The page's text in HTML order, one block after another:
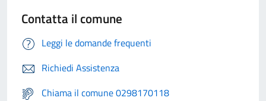
Contatta il comune
Leggi le domande frequenti
Richiedi Assistenza
Chiama il comune 0298170118